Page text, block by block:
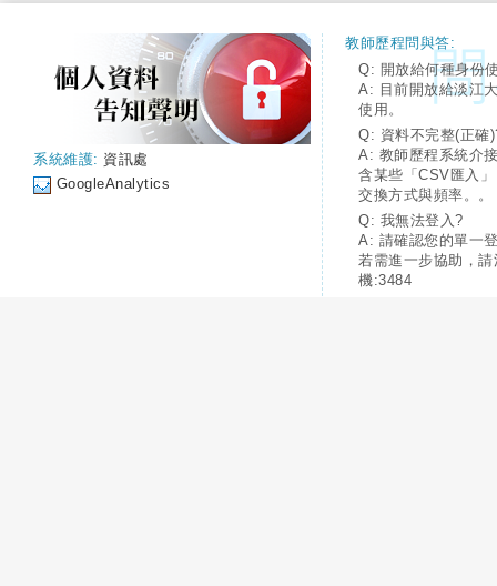
系統維護: 資訊處
GoogleAnalytics
教師歷程問與答:
Q: 開放給何種身份
A: 目前開放給淡江
使用。
Q: 資料不完整(正確
A: 教師歷程系統介
含某些「CSV匯入
交換方式與頻率。。
Q: 我無法登入?
A: 請確認您的單一
若需進一步協助，
機:3484